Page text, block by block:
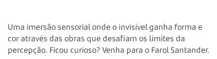
Uma imersão sensorial onde o invisível ganha forma e
cor através das obras que desafiam os limites da
percepção. Ficou curioso? Venha para o Farol Santander.